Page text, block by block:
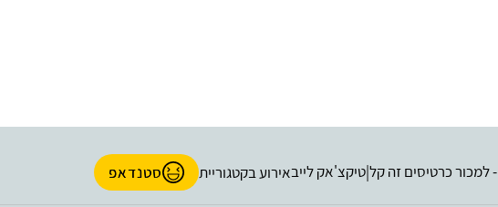
- למכור כרטיסים זה קל|טיקצ'אק לייבאירוע בקטגוריית סטנדאפ